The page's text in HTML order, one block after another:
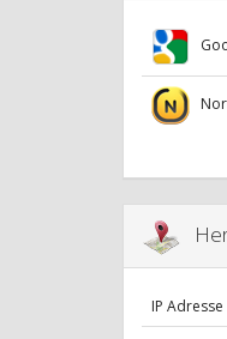
IP Adresse